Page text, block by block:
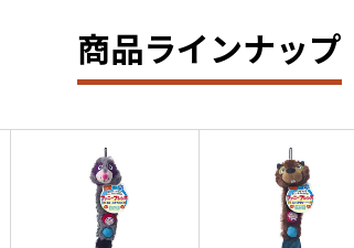
商品ラインナップ